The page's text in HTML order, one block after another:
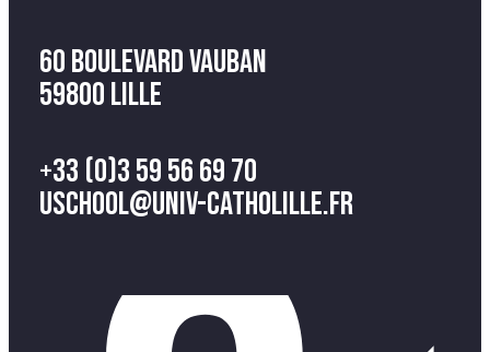
60 Boulevard Vauban
59800 Lille
+33 (0)3 59 56 69 70
uschool@univ-catholille.fr